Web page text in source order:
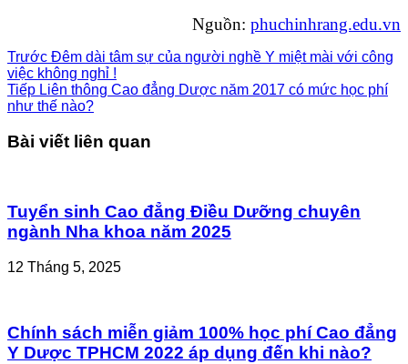
Nguồn: phuchinhrang.edu.vn
Trước Đêm dài tâm sự của người nghề Y miệt mài với công
việc không nghỉ !
Tiếp Liên thông Cao đẳng Dược năm 2017 có mức học phí
như thế nào?
Bài viết liên quan
Tuyển sinh Cao đẳng Điều Dưỡng chuyên
ngành Nha khoa năm 2025
12 Tháng 5, 2025
Chính sách miễn giảm 100% học phí Cao đẳng
Y Dược TPHCM 2022 áp dụng đến khi nào?